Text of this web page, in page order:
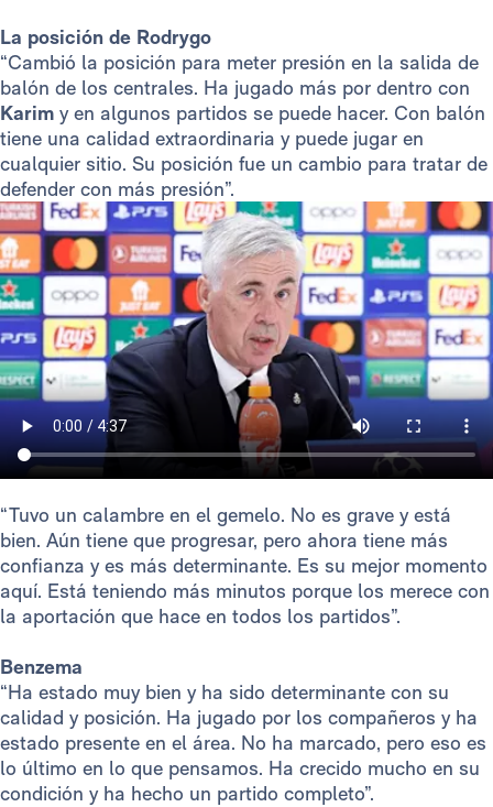
La posición de Rodrygo
“Cambió la posición para meter presión en la salida de
balón de los centrales. Ha jugado más por dentro con
Karim y en algunos partidos se puede hacer. Con balón
tiene una calidad extraordinaria y puede jugar en
cualquier sitio. Su posición fue un cambio para tratar de
defender con más presión”.
“Tuvo un calambre en el gemelo. No es grave y está
bien. Aún tiene que progresar, pero ahora tiene más
confianza y es más determinante. Es su mejor momento
aquí. Está teniendo más minutos porque los merece con
la aportación que hace en todos los partidos”.
Benzema
“Ha estado muy bien y ha sido determinante con su
calidad y posición. Ha jugado por los compañeros y ha
estado presente en el área. No ha marcado, pero eso es
lo último en lo que pensamos. Ha crecido mucho en su
condición y ha hecho un partido completo”.